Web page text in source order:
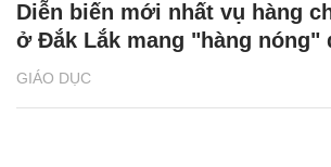
GIÁO DỤC
Diễn biến mới nhất vụ hàng
ở Đắk Lắk mang "hàng nóng"